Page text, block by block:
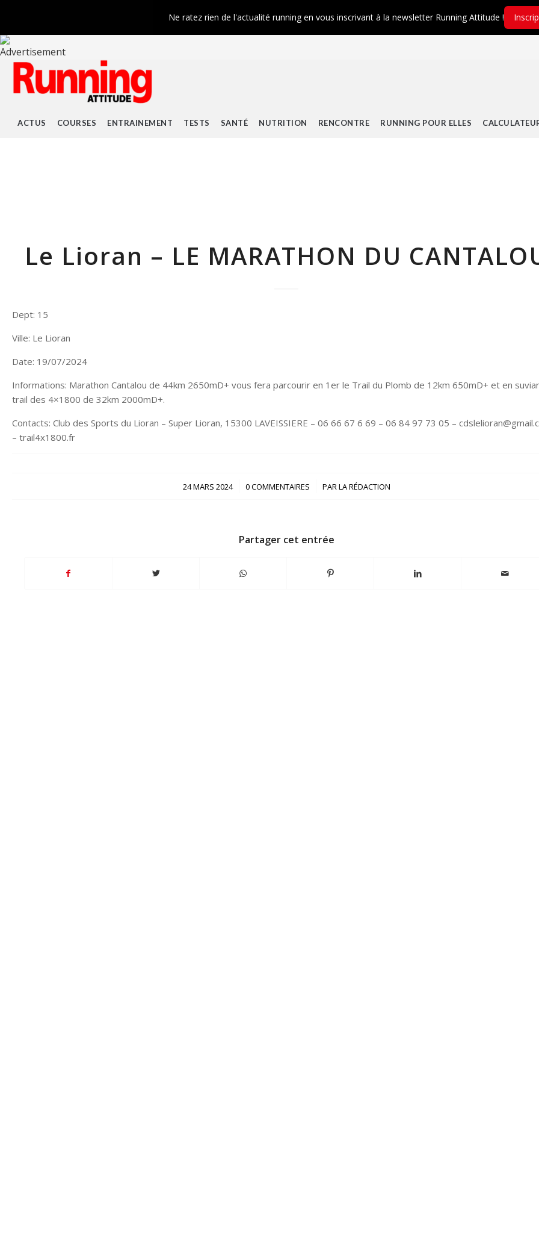
ACTUS COURSES ENTRAINEMENT TESTS SANTÉ NUTRITION RENCONTRE RUNNING POUR ELLES
Le Lioran – LE MARATHON DU
Dept: 15
Ville: Le Lioran
Date: 19/07/2024
Informations: Marathon Cantalou de 44km 2650mD+ vous fera parcourir en 1er le Trail du Plomb de 12km 650mD+ et en
trail des 4×1800 de 32km 2000mD+.
Contacts: Club des Sports du Lioran – Super Lioran, 15300 LAVEISSIERE – 06 66 67 6 69 – 06 84 97 73 05 –
– trail4x1800.fr
24 MARS 2024
/ 0 COMMENTAIRES
/ PARLA RÉDACTION
Partager cet entrée
Ne ratez rien de l'actualité running en vous inscrivant à la newsletter Running Attitude !